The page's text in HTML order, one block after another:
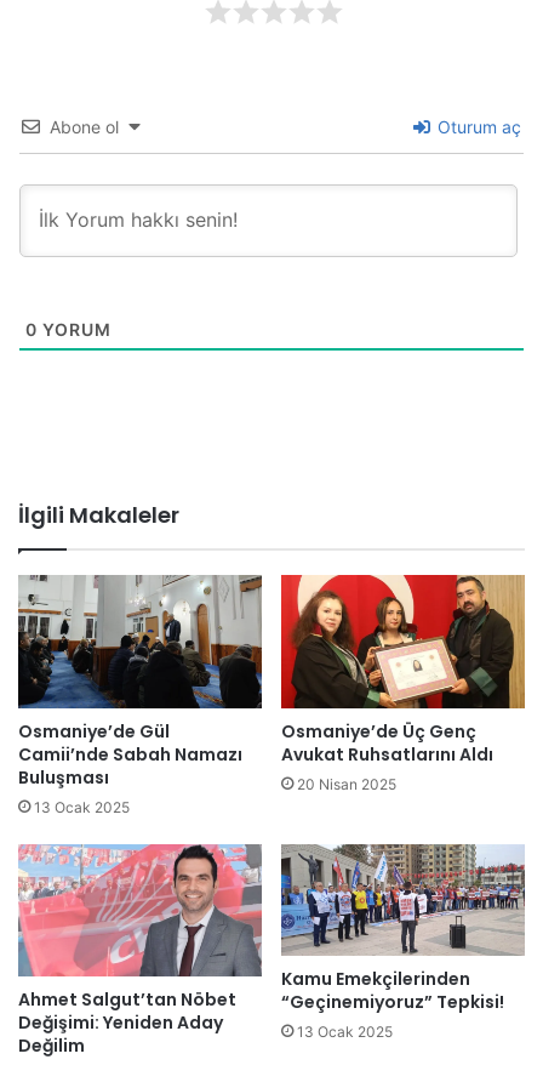
Abone ol Oturum aç
0 YORUM
İlgili Makaleler
Osmaniye’de Gül
Camii’nde Sabah Namazı
Buluşması
13 Ocak 2025
Osmaniye’de Üç Genç
Avukat Ruhsatlarını Aldı
20 Nisan 2025
Ahmet Salgut’tan Nöbet
Değişimi: Yeniden Aday
Değilim
Kamu Emekçilerinden
“Geçinemiyoruz” Tepkisi!
13 Ocak 2025